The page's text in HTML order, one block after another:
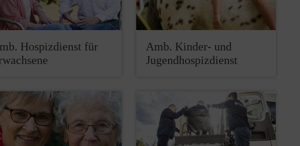
Hospizdienst für
Amb. Kinder- und
Jugendhospizdienst